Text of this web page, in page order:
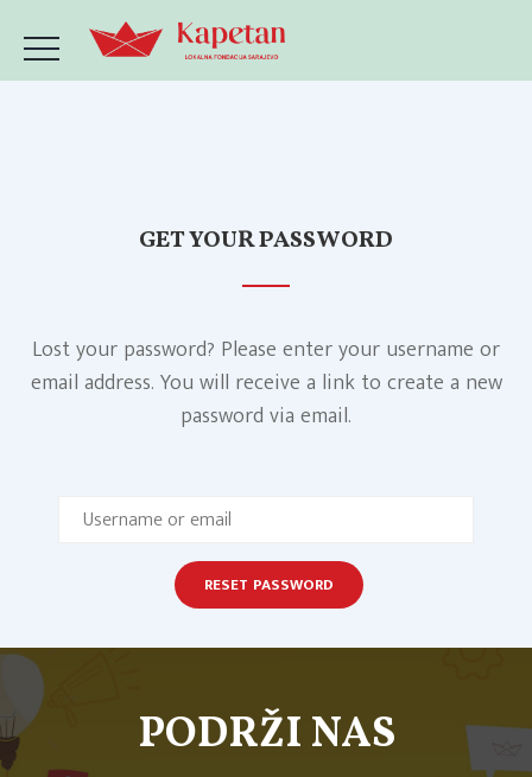
GET YOUR PASSWORD
Lost your password? Please enter your username or
email address. You will receive a link to create a new
password via email.
PODRŽI NAS